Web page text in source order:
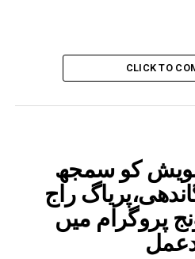
CLICK TO
کو سمجھ
راج
پروگرام میں